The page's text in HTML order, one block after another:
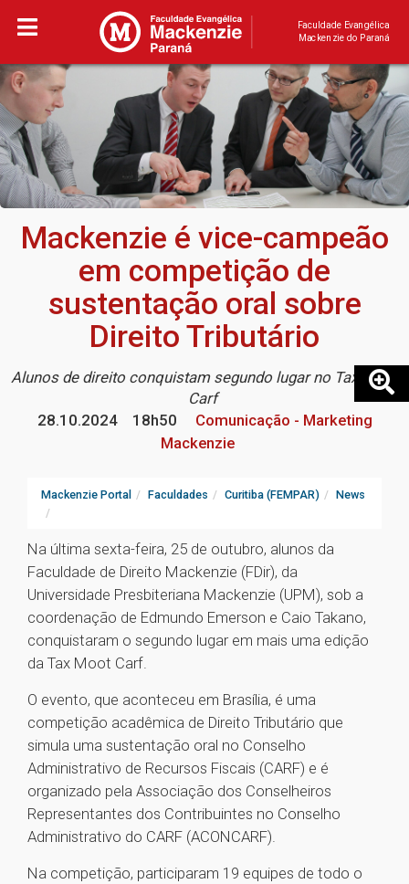
Faculdade Evangélica
Mackenzie do Paraná
Mackenzie é vice-campeão
em competição de
sustentação oral sobre
Direito Tributário
Alunos de direito conquistam segundo lugar no Tax Moot
Carf
28.10.2024
18h50
Comunicação - Marketing
Mackenzie
Mackenzie Portal Faculdades Curitiba (FEMPAR) News
Na última sexta-feira, 25 de outubro, alunos da
Faculdade de Direito Mackenzie (FDir), da
Universidade Presbiteriana Mackenzie (UPM), sob a
coordenação de Edmundo Emerson e Caio Takano,
conquistaram o segundo lugar em mais uma edição
da Tax Moot Carf.
O evento, que aconteceu em Brasília, é uma
competição acadêmica de Direito Tributário que
simula uma sustentação oral no Conselho
Administrativo de Recursos Fiscais (CARF) e é
organizado pela Associação dos Conselheiros
Representantes dos Contribuintes no Conselho
Administrativo do CARF (ACONCARF).
Na competição, participaram 19 equipes de todo o